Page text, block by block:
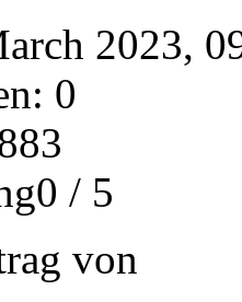
2023,
0
/ 5
von